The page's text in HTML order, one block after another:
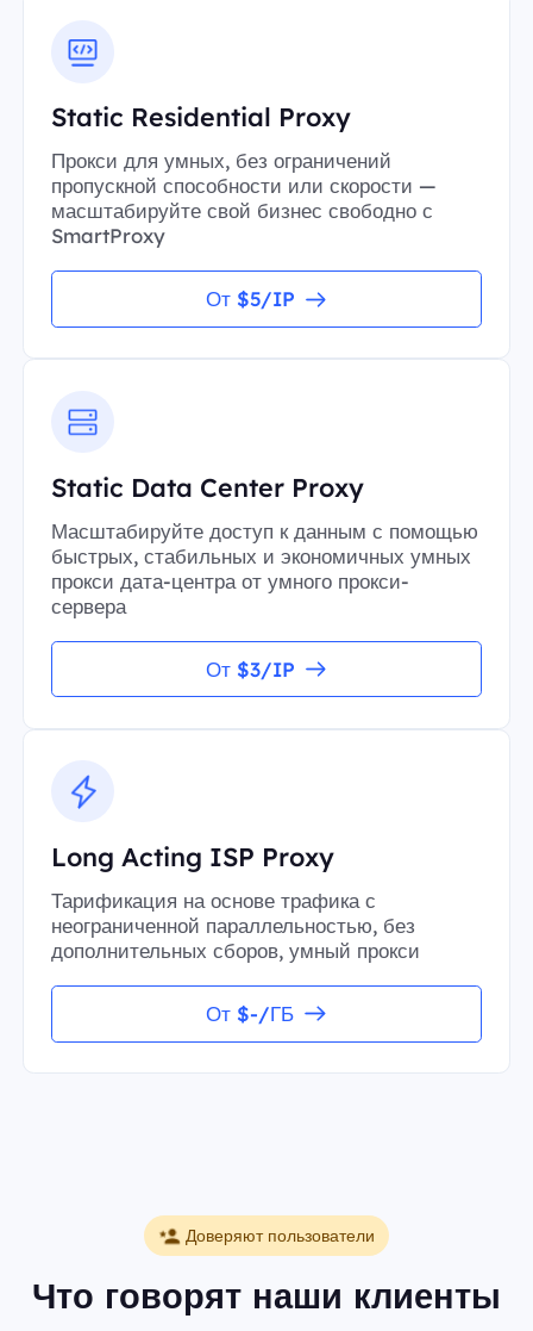
Static Residential Proxy
Прокси для умных, без ограничений
пропускной способности или скорости —
масштабируйте свой бизнес свободно с
SmartProxy
От $5/IP
Static Data Center Proxy
Масштабируйте доступ к данным с помощью
быстрых, стабильных и экономичных умных
прокси дата-центра от умного прокси-
сервера
От $3/IP
Long Acting ISP Proxy
Тарификация на основе трафика с
неограниченной параллельностью, без
дополнительных сборов, умный прокси
От $-/ГБ
Доверяют пользователи
Что говорят наши клиенты